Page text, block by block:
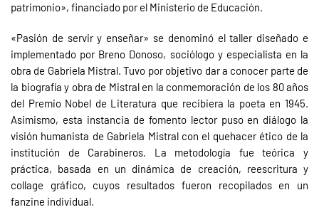
patrimonio», financiado por el Ministerio de Educación.
«Pasión de servir y enseñar» se denominó el taller diseñado e
implementado por Breno Donoso, sociólogo y especialista en la
obra de Gabriela Mistral. Tuvo por objetivo dar a conocer parte de
la biografía y obra de Mistral en la conmemoración de los 80 años
del Premio Nobel de Literatura que recibiera la poeta en 1945.
Asimismo, esta instancia de fomento lector puso en diálogo la
visión humanista de Gabriela Mistral con el quehacer ético de la
institución de Carabineros. La metodología fue teórica y
práctica, basada en un dinámica de creación, reescritura y
collage gráfico, cuyos resultados fueron recopilados en un
fanzine individual.